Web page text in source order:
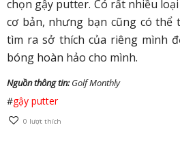
chọn gậy putter. Có rất nhiều
cơ bản, nhưng bạn cũng có thể
tìm ra sở thích của riêng mình
bóng hoàn hảo cho mình.
Nguồn thông tin:Golf Monthly
#gậy putter
0 lượt thích